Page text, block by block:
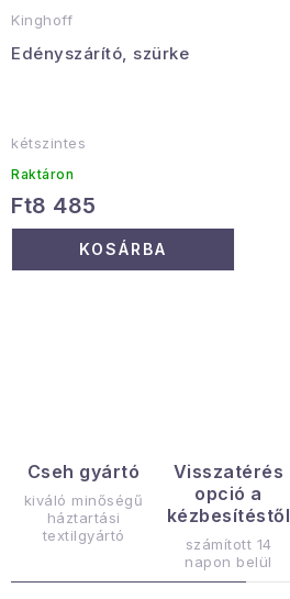
Kinghoff
Edényszárító, szürke
kétszintes
Raktáron
Ft8 485
KOSÁRBA
n
Cseh gyártó
kiváló minőségű
háztartási
textilgyártó
Visszatérés
opció a
kézbesítéstől
számított 14
napon belül